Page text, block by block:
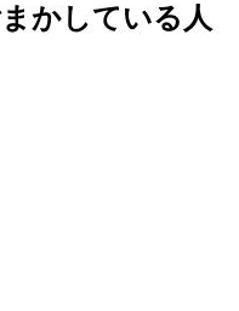
かしている人